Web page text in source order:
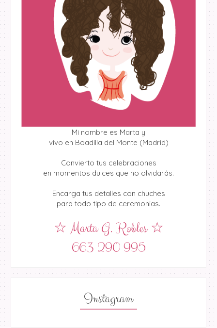
Mi nombre es Marta y
vivo en Boadilla del Monte (Madrid)
Convierto tus celebraciones
en momentos dulces que no olvidarás.
Encarga tus detalles con chuches
para todo tipo de ceremonias.
☆ Marta G. Robles ☆
663 290 995
Instagram